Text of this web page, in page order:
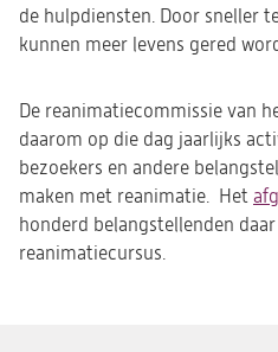
een
nieuwe
de hulpdiensten. Door sneller
kunnen meer levens gered
De reanimatiecommissie van
daarom op die dag jaarlijks
bezoekers en andere
maken met reanimatie. Het
honderd belangstellenden
reanimatiecursus.